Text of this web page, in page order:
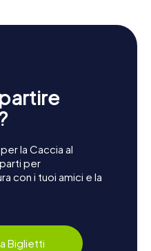
la Caccia al
per
con i tuoi amici e la
Biglietti